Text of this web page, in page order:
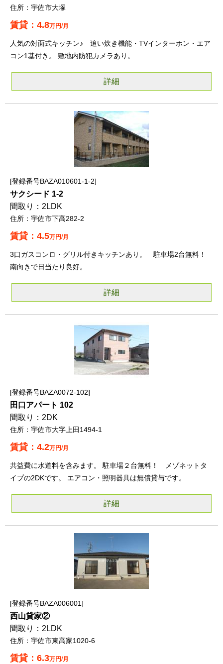
宇佐市大塚
4.8万円/月
人気の対面式キッチン♪ 追い炊き機能・TVインターホン・エア
コン1基付き。 敷地内防犯カメラあり。
詳細
登録番号BAZA010601-1-2
サクシード 1-2
2LDK
宇佐市下高282-2
4.5万円/月
3口ガスコンロ・グリル付きキッチンあり。 駐車場2台無料！
南向きで日当たり良好。
詳細
登録番号BAZA0072-102
田口アパート 102
2DK
宇佐市大字上田1494-1
4.2万円/月
共益費に水道料を含みます。 駐車場２台無料！ メゾネットタ
イプの2DKです。 エアコン・照明器具は無償貸与です。
詳細
登録番号BAZA006001
西山貸家②
2LDK
宇佐市東高家1020-6
6.3万円/月